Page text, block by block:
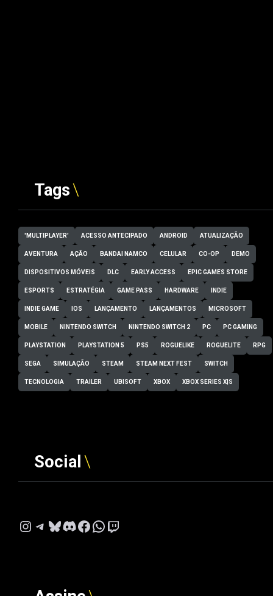
Tags
'MULTIPLAYER' ACESSO ANTECIPADO ANDROID ATUALIZAÇÃO
AVENTURA AÇÃO BANDAI NAMCO CELULAR CO-OP DEMO
DISPOSITIVOS MÓVEIS DLC EARLY ACCESS EPIC GAMES STORE
ESPORTS ESTRATÉGIA GAME PASS HARDWARE INDIE
INDIE GAME IOS LANÇAMENTO LANÇAMENTOS MICROSOFT
MOBILE NINTENDO SWITCH NINTENDO SWITCH 2 PC PC GAMING
PLAYSTATION PLAYSTATION 5 PS5 ROGUELIKE ROGUELITE RPG
SEGA SIMULAÇÃO STEAM STEAM NEXT FEST SWITCH
TECNOLOGIA TRAILER UBISOFT XBOX XBOX SERIES X|S
Social
Instagram
Telegram
Bluesky
Discord
Facebook
WhatsApp
Twitch